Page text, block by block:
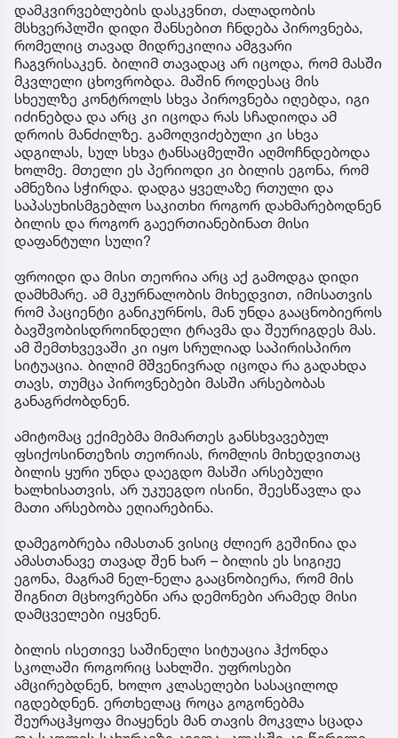
დამკვირვებლების დასკვნით, ძალადობის
მსხვერპლში დიდი შანსებით ჩნდება პიროვნება,
რომელიც თავად მიდრეკილია ამგვარი
ჩაგვრისაკენ. ბილიმ თავადაც არ იცოდა, რომ მასში
მკვლელი ცხოვრობდა. მაშინ როდესაც მის
სხეულზე კონტროლს სხვა პიროვნება იღებდა, იგი
იძინებდა და არც კი იცოდა რას სჩადიოდა ამ
დროის მანძილზე. გამოღვიძებული კი სხვა
ადგილას, სულ სხვა ტანსაცმელში აღმოჩნდებოდა
ხოლმე. მთელი ეს პერიოდი კი ბილის ეგონა, რომ
ამნეზია სჭირდა. დადგა ყველაზე რთული და
საპასუხისმგებლო საკითხი როგორ დახმარებოდნენ
ბილის და როგორ გაეერთიანებინათ მისი
დაფანტული სული?
ფროიდი და მისი თეორია არც აქ გამოდგა დიდი
დამხმარე. ამ მკურნალობის მიხედვით, იმისათვის
რომ პაციენტი განიკურნოს, მან უნდა გააცნობიეროს
ბავშვობისდროინდელი ტრავმა და შეურიგდეს მას.
ამ შემთხვევაში კი იყო სრულიად საპირისპირო
სიტუაცია. ბილიმ მშვენივრად იცოდა რა გადახდა
თავს, თუმცა პიროვნებები მასში არსებობას
განაგრძობდნენ.
ამიტომაც ექიმებმა მიმართეს განსხვავებულ
ფსიქოსინთეზის თეორიას, რომლის მიხედვითაც
ბილის ყური უნდა დაეგდო მასში არსებული
ხალხისათვის, არ უკუეგდო ისინი, შეესწავლა და
მათი არსებობა ეღიარებინა.
დამეგობრება იმასთან ვისიც ძლიერ გეშინია და
ამასთანავე თავად შენ ხარ – ბილის ეს სიგიჟე
ეგონა, მაგრამ ნელ-ნელა გააცნობიერა, რომ მის
შიგნით მცხოვრებნი არა დემონები არამედ მისი
დამცველები იყვნენ.
ბილის ისეთივე საშინელი სიტუაცია ჰქონდა
სკოლაში როგორიც სახლში. უფროსები
ამცირებდნენ, ხოლო კლასელები სასაცილოდ
იგდებდნენ. ერთხელაც როცა გოგონებმა
შეურაცჰყოფა მიაყენეს მან თავის მოკვლა სცადა